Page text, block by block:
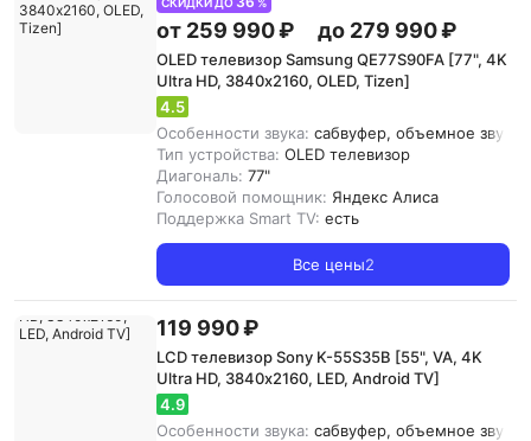
от 259 990 ₽ до 279 990 ₽
OLED телевизор Samsung QE77S90FA [77", 4K
Ultra HD, 3840х2160, OLED, Tizen]
4.5
Особенности звука: сабвуфер, объемное
Тип устройства: OLED телевизор
Диагональ: 77"
Голосовой помощник: Яндекс Алиса
Поддержка Smart TV: есть
Все цены2
119 990 ₽
LCD телевизор Sony K-55S35B [55", VA, 4K
Ultra HD, 3840х2160, LED, Android TV]
4.9
Особенности звука: сабвуфер, объемное